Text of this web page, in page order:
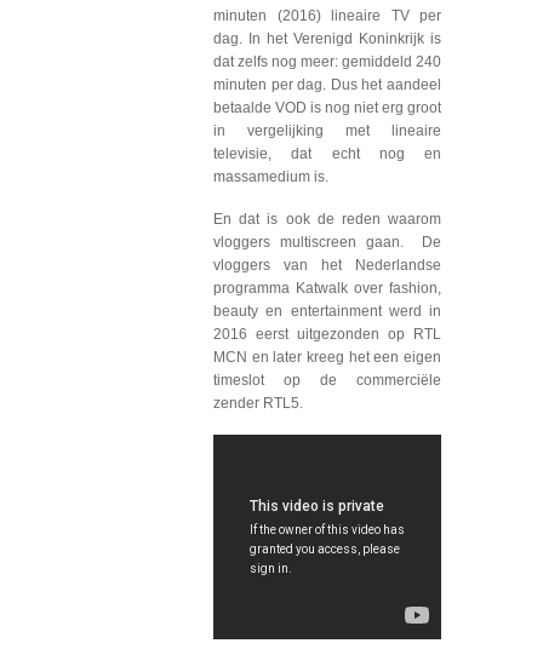
minuten (2016) lineaire TV per
dag. In het Verenigd Koninkrijk is
dat zelfs nog meer: gemiddeld 240
minuten per dag. Dus het aandeel
betaalde VOD is nog niet erg groot
in vergelijking met lineaire
televisie, dat echt nog en
massamedium is.
En dat is ook de reden waarom
vloggers multiscreen gaan. De
vloggers van het Nederlandse
programma Katwalk over fashion,
beauty en entertainment werd in
2016 eerst uitgezonden op RTL
MCN en later kreeg het een eigen
timeslot op de commerciële
zender RTL5.